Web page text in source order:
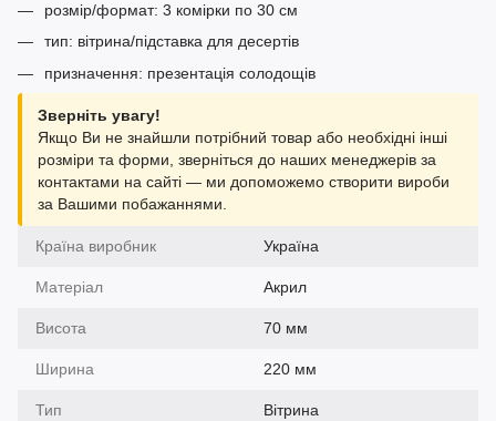
розмір/формат: 3 комірки по 30 см
тип: вітрина/підставка для десертів
призначення: презентація солодощів
Зверніть увагу!
Якщо Ви не знайшли потрібний товар або необхідні інші
розміри та форми, зверніться до наших менеджерів за
контактами на сайті — ми допоможемо створити вироби
за Вашими побажаннями.
Країна виробник Україна
Матеріал Акрил
Висота 70 мм
Ширина 220 мм
Тип Вітрина